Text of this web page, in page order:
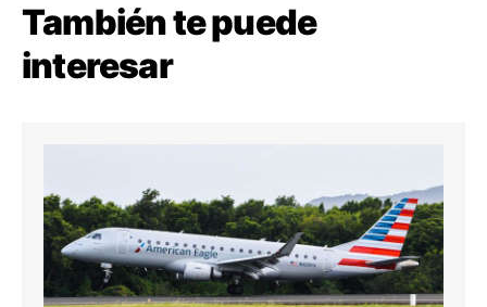
También te puede
interesar